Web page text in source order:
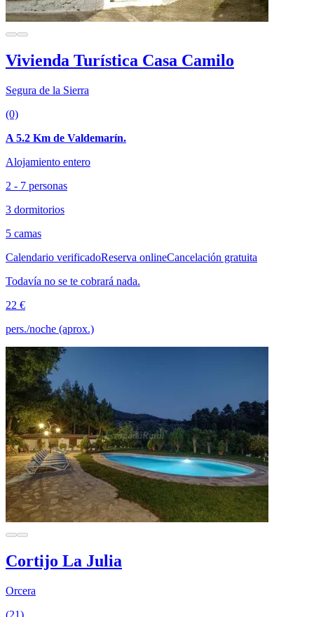
Vivienda Turística Casa Camilo
Segura de la Sierra
(0)
A 5.2 Km de Valdemarín.
Alojamiento entero
2 - 7 personas
3 dormitorios
5 camas
Calendario verificadoReserva onlineCancelación gratuita
Todavía no se te cobrará nada.
22 €
pers./noche (aprox.)
Cortijo La Julia
Orcera
(21)